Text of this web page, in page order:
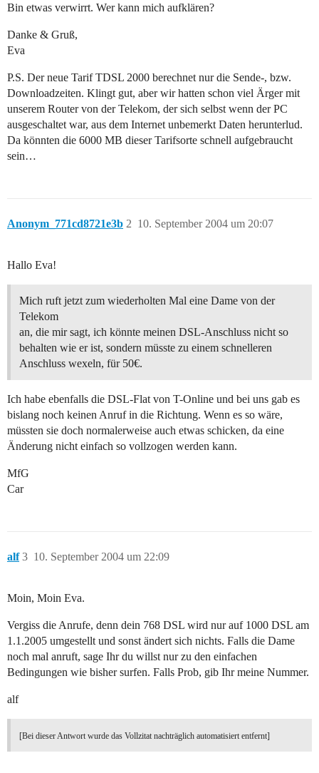
Bin etwas verwirrt. Wer kann mich aufklären?
Danke & Gruß,
Eva
P.S. Der neue Tarif TDSL 2000 berechnet nur die Sende-, bzw.
Downloadzeiten. Klingt gut, aber wir hatten schon viel Ärger mit
unserem Router von der Telekom, der sich selbst wenn der PC
ausgeschaltet war, aus dem Internet unbemerkt Daten herunterlud.
Da könnten die 6000 MB dieser Tarifsorte schnell aufgebraucht
sein…
Anonym_771cd8721e3b 10. September 2004 um 20:07
2
Hallo Eva!
Mich ruft jetzt zum wiederholten Mal eine Dame von der
Telekom
an, die mir sagt, ich könnte meinen DSL-Anschluss nicht so
behalten wie er ist, sondern müsste zu einem schnelleren
Anschluss wexeln, für 50€.
Ich habe ebenfalls die DSL-Flat von T-Online und bei uns gab es
bislang noch keinen Anruf in die Richtung. Wenn es so wäre,
müssten sie doch normalerweise auch etwas schicken, da eine
Änderung nicht einfach so vollzogen werden kann.
MfG
Car
alf 10. September 2004 um 22:09
3
Moin, Moin Eva.
Vergiss die Anrufe, denn dein 768 DSL wird nur auf 1000 DSL am
1.1.2005 umgestellt und sonst ändert sich nichts. Falls die Dame
noch mal anruft, sage Ihr du willst nur zu den einfachen
Bedingungen wie bisher surfen. Falls Prob, gib Ihr meine Nummer.
alf
[Bei dieser Antwort wurde das Vollzitat nachträglich automatisiert entfernt]